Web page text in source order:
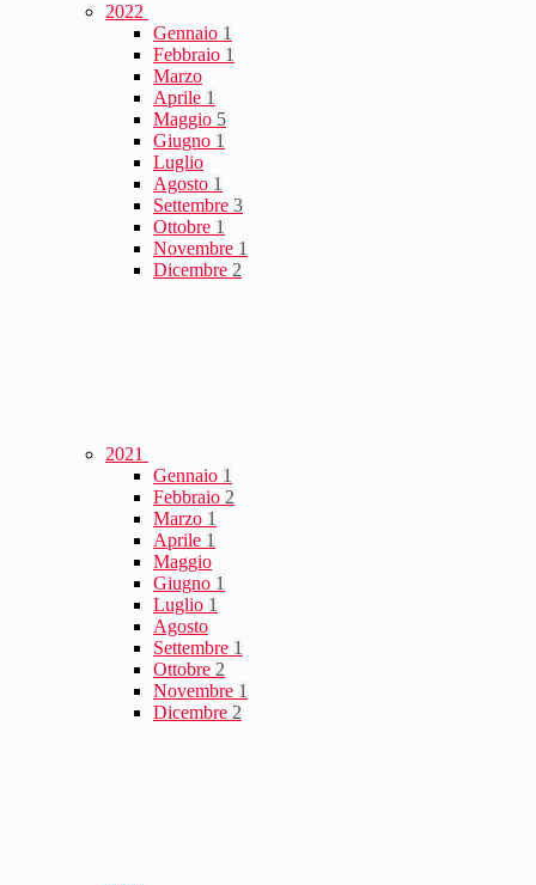
2022
Gennaio 1
Febbraio 1
Marzo
Aprile 1
Maggio 5
Giugno 1
Luglio
Agosto 1
Settembre 3
Ottobre 1
Novembre 1
Dicembre 2
2021
Gennaio 1
Febbraio 2
Marzo 1
Aprile 1
Maggio
Giugno 1
Luglio 1
Agosto
Settembre 1
Ottobre 2
Novembre 1
Dicembre 2